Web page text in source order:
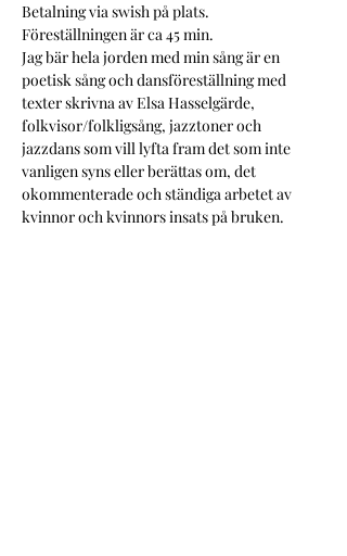
Betalning via swish på plats.
Föreställningen är ca 45 min.
Jag bär hela jorden med min sång är en
poetisk sång och dansföreställning med
texter skrivna av Elsa Hasselgärde,
folkvisor/folkligsång, jazztoner och
jazzdans som vill lyfta fram det som inte
vanligen syns eller berättas om, det
okommenterade och ständiga arbetet av
kvinnor och kvinnors insats på bruken.